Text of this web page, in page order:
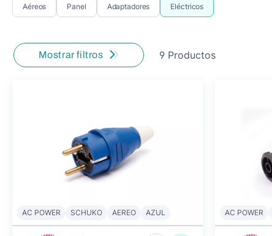
Aéreos Panel Adaptadores Eléctricos
Mostrar filtros 9 Productos
AC POWER SCHUKO AEREO AZUL AC POWER